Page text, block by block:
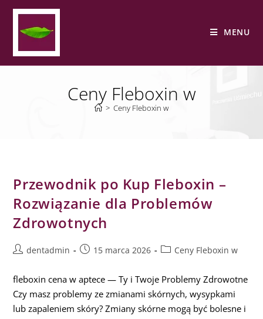
MENU
Ceny Fleboxin w
> Ceny Fleboxin w
Przewodnik po Kup Fleboxin –
Rozwiązanie dla Problemów
Zdrowotnych
dentadmin 15 marca 2026 Ceny Fleboxin w
fleboxin cena w aptece — Ty i Twoje Problemy Zdrowotne
Czy masz problemy ze zmianami skórnych, wysypkami
lub zapaleniem skóry? Zmiany skórne mogą być bolesne i